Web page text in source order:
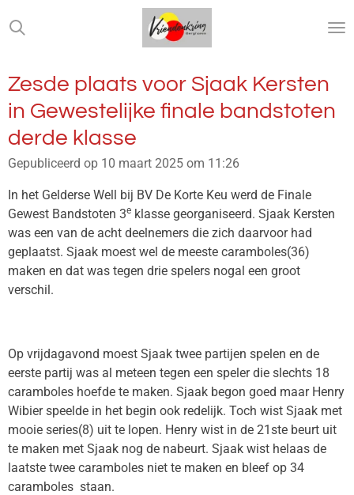
Ga
direct
de
hoofdinhoud
Zesde plaats voor Sjaak Kersten
in Gewestelijke finale bandstoten
derde klasse
Gepubliceerd op 10 maart 2025 om 11:26
In het Gelderse Well bij BV De Korte Keu werd de Finale
Gewest Bandstoten 3e klasse georganiseerd. Sjaak Kersten
was een van de acht deelnemers die zich daarvoor had
geplaatst. Sjaak moest wel de meeste caramboles(36)
maken en dat was tegen drie spelers nogal een groot
verschil.
Op vrijdagavond moest Sjaak twee partijen spelen en de
eerste partij was al meteen tegen een speler die slechts 18
caramboles hoefde te maken. Sjaak begon goed maar Henry
Wibier speelde in het begin ook redelijk. Toch wist Sjaak met
mooie series(8) uit te lopen. Henry wist in de 21ste beurt uit
te maken met Sjaak nog de nabeurt. Sjaak wist helaas de
laatste twee caramboles niet te maken en bleef op 34
caramboles staan.